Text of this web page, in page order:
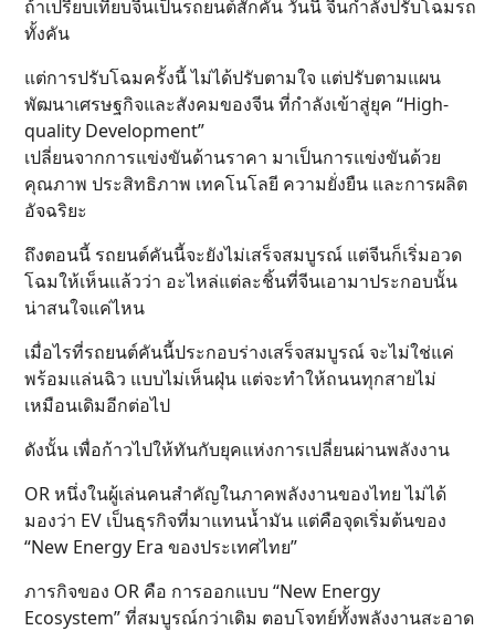
ถ้าเปรียบเทียบจีนเป็นรถยนต์สักคัน วันนี้ จีนกำลังปรับโฉมรถ
ทั้งคัน
แต่การปรับโฉมครั้งนี้ ไม่ได้ปรับตามใจ แต่ปรับตามแผน
พัฒนาเศรษฐกิจและสังคมของจีน ที่กำลังเข้าสู่ยุค “High-
quality Development”
เปลี่ยนจากการแข่งขันด้านราคา มาเป็นการแข่งขันด้วย
คุณภาพ ประสิทธิภาพ เทคโนโลยี ความยั่งยืน และการผลิต
อัจฉริยะ
ถึงตอนนี้ รถยนต์คันนี้จะยังไม่เสร็จสมบูรณ์ แต่จีนก็เริ่มอวด
โฉมให้เห็นแล้วว่า อะไหล่แต่ละชิ้นที่จีนเอามาประกอบนั้น
น่าสนใจแค่ไหน
เมื่อไรที่รถยนต์คันนี้ประกอบร่างเสร็จสมบูรณ์ จะไม่ใช่แค่
พร้อมแล่นฉิว แบบไม่เห็นฝุ่น แต่จะทำให้ถนนทุกสายไม่
เหมือนเดิมอีกต่อไป
ดังนั้น เพื่อก้าวไปให้ทันกับยุคแห่งการเปลี่ยนผ่านพลังงาน
OR หนึ่งในผู้เล่นคนสำคัญในภาคพลังงานของไทย ไม่ได้
มองว่า EV เป็นธุรกิจที่มาแทนน้ำมัน แต่คือจุดเริ่มต้นของ
“New Energy Era ของประเทศไทย”
ภารกิจของ OR คือ การออกแบบ “New Energy
Ecosystem” ที่สมบูรณ์กว่าเดิม ตอบโจทย์ทั้งพลังงานสะอาด